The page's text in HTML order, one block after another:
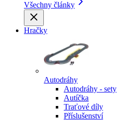
Všechny články
Hračky
Autodráhy
Autodráhy - sety
Autíčka
Traťové díly
Příslušenství